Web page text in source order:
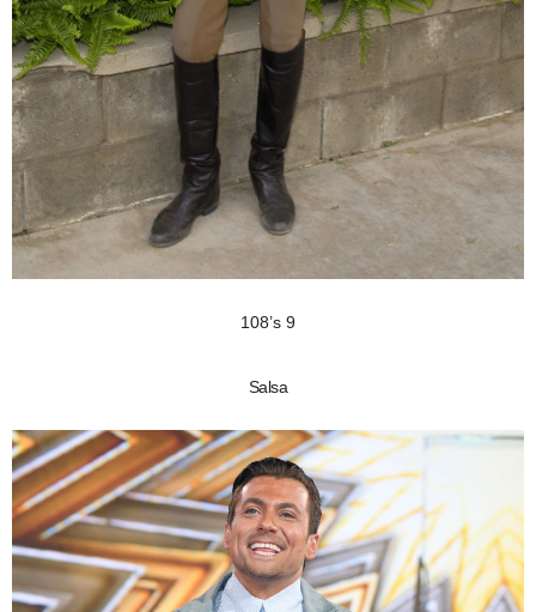
108’s 9
Salsa